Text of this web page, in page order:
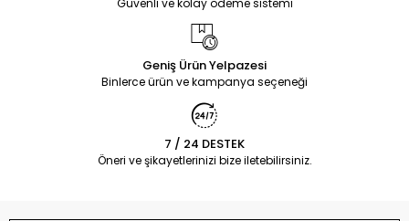
Geniş Ürün Yelpazesi
Binlerce ürün ve kampanya seçeneği
7 / 24 DESTEK
Öneri ve şikayetlerinizi bize iletebilirsiniz.